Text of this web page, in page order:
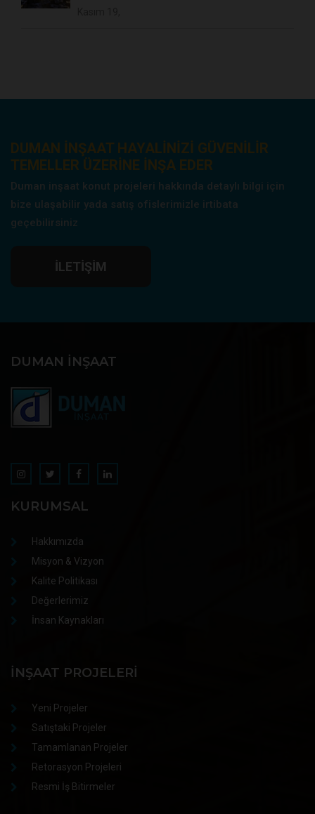
DUMAN INŞAAT HAYALINIZI GÜVENILIR
TEMELLER ÜZERINE INŞA EDER
Duman inşaat konut projeleri hakkında detaylı bilgi için
bize ulaşabilir yada satış ofislerimizle irtibata
geçebilirsiniz
İLETIŞIM
DUMAN İNŞAAT
KURUMSAL
Hakkımızda
Misyon & Vizyon
Kalite Politikası
Değerlerimiz
İnsan Kaynakları
İNŞAAT PROJELERI
Yeni Projeler
Satıştaki Projeler
Tamamlanan Projeler
Retorasyon Projeleri
Resmi İş Bitirmeler